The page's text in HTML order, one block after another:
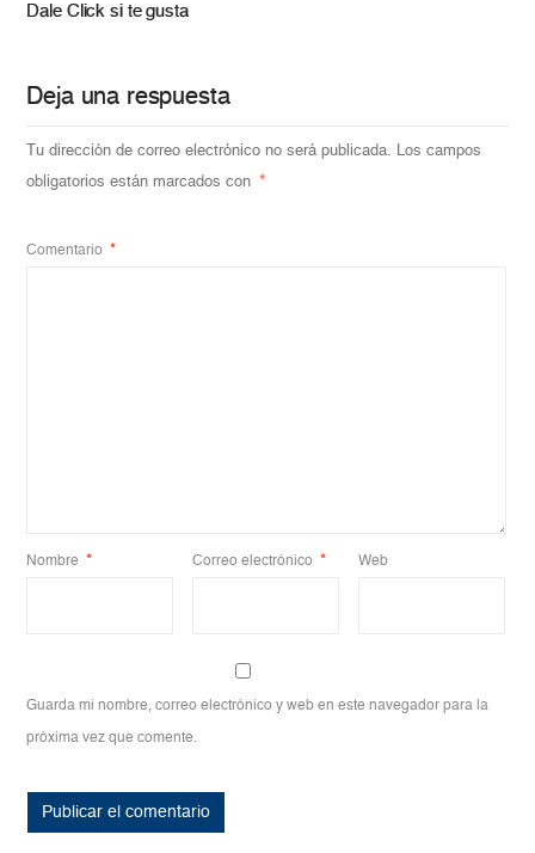
Dale Click si te gusta
Deja una respuesta
Tu dirección de correo electrónico no será publicada. Los campos
obligatorios están marcados con *
Comentario *
Nombre * Correo electrónico * Web
Guarda mi nombre, correo electrónico y web en este navegador para la
próxima vez que comente.